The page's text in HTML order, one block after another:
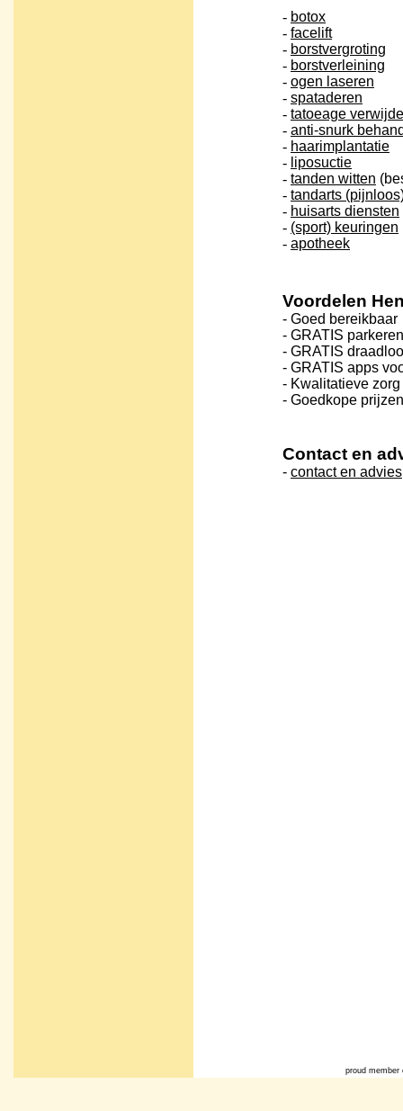
- botox
- facelift
- borstvergroting
- borstverleining
- ogen laseren
- spataderen
- tatoeage
- anti-snurk
- haarimplantatie
- liposuctie
- tanden witten
- tandarts
- huisarts diensten
- (sport) keuringen
- apotheek
Voordelen
- Goed bereikbaar
- GRATIS parkeren
- GRATIS
- GRATIS apps
- Kwalitatieve zorg
- Goedkope prijzen
Contact en
- contact en advies
proud member